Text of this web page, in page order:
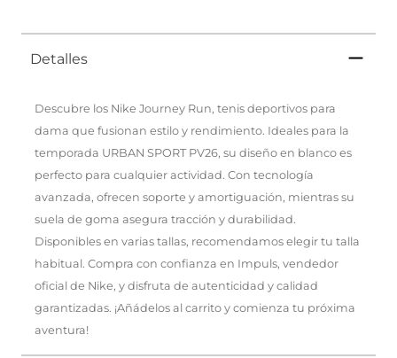
Detalles
Descubre los Nike Journey Run, tenis deportivos para
dama que fusionan estilo y rendimiento. Ideales para la
temporada URBAN SPORT PV26, su diseño en blanco es
perfecto para cualquier actividad. Con tecnología
avanzada, ofrecen soporte y amortiguación, mientras su
suela de goma asegura tracción y durabilidad.
Disponibles en varias tallas, recomendamos elegir tu talla
habitual. Compra con confianza en Impuls, vendedor
oficial de Nike, y disfruta de autenticidad y calidad
garantizadas. ¡Añádelos al carrito y comienza tu próxima
aventura!